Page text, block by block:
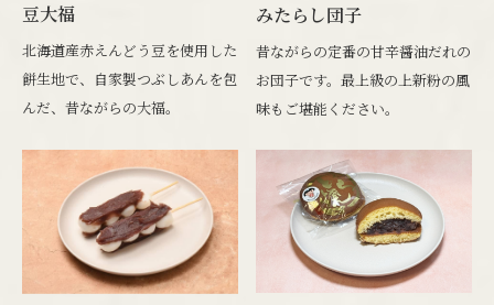
豆大福
北海道産赤えんどう豆を使用した
餅生地で、自家製つぶしあんを包
んだ、昔ながらの大福。
みたらし団子
昔ながらの定番の甘辛醤油だれの
お団子です。最上級の上新粉の風
味もご堪能ください。